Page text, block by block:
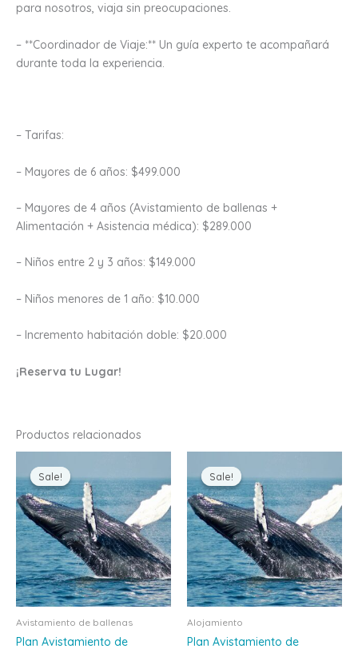
para nosotros, viaja sin preocupaciones.
– **Coordinador de Viaje:** Un guía experto te acompañará
durante toda la experiencia.
– Tarifas:
– Mayores de 6 años: $499.000
– Mayores de 4 años (Avistamiento de ballenas +
Alimentación + Asistencia médica): $289.000
– Niños entre 2 y 3 años: $149.000
– Niños menores de 1 año: $10.000
– Incremento habitación doble: $20.000
¡Reserva tu Lugar!
Productos relacionados
Sale!
Sale!
Avistamiento de ballenas
Plan Avistamiento de
was:
$250,000.00.
is:
$210,000.00.
Sale!
Sale!
Alojamiento
Plan Avistamiento de
se